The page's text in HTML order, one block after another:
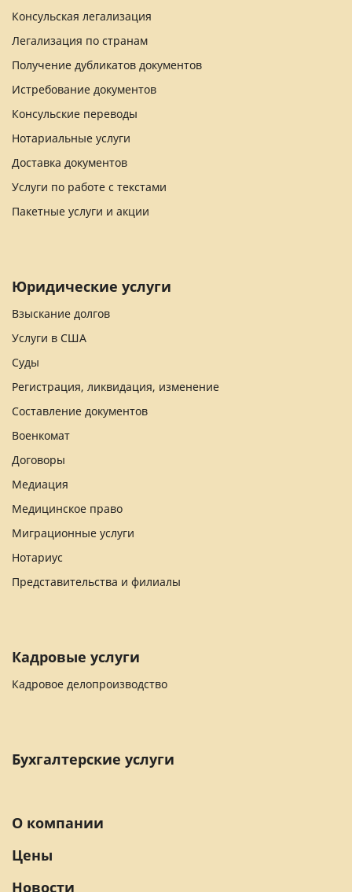
Консульская легализация
Легализация по странам
Получение дубликатов документов
Истребование документов
Консульские переводы
Нотариальные услуги
Доставка документов
Услуги по работе с текстами
Пакетные услуги и акции
Юридические услуги
Взыскание долгов
Услуги в США
Суды
Регистрация, ликвидация, изменение
Составление документов
Военкомат
Договоры
Медиация
Медицинское право
Миграционные услуги
Нотариус
Представительства и филиалы
Кадровые услуги
Кадровое делопроизводство
Бухгалтерские услуги
О компании
Цены
Новости